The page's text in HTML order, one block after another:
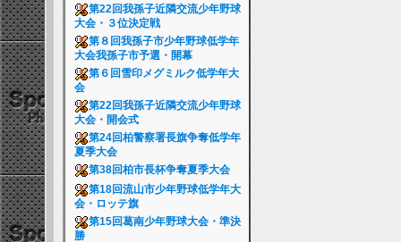
第22回我孫子近隣交流少年野球
大会・３位決定戦
第８回我孫子市少年野球低学年
大会我孫子市予選・開幕
第６回雪印メグミルク低学年大
会
第22回我孫子近隣交流少年野球
大会・開会式
第24回柏警察署長旗争奪低学年
夏季大会
第38回柏市長杯争奪夏季大会
第18回流山市少年野球低学年大
会・ロッテ旗
第15回葛南少年野球大会・準決
勝